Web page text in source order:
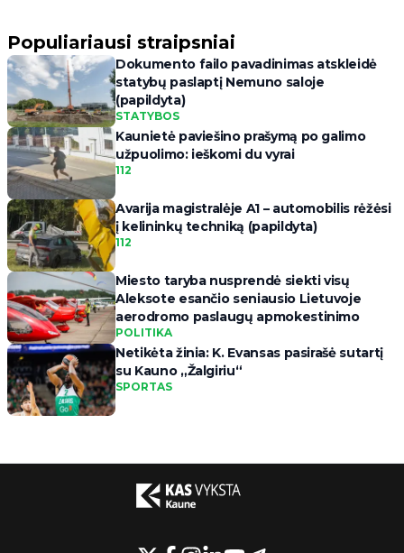
Populiariausi straipsniai
Dokumento failo pavadinimas atskleidė
statybų paslaptį Nemuno saloje
(papildyta)
STATYBOS
Kaunietė paviešino prašymą po galimo
užpuolimo: ieškomi du vyrai
112
Avarija magistralėje A1 – automobilis rėžėsi
į kelininkų techniką (papildyta)
112
Miesto taryba nusprendė siekti visų
Aleksote esančio seniausio Lietuvoje
aerodromo paslaugų apmokestinimo
POLITIKA
Netikėta žinia: K. Evansas pasirašė sutartį
su Kauno „Žalgiriu“
SPORTAS